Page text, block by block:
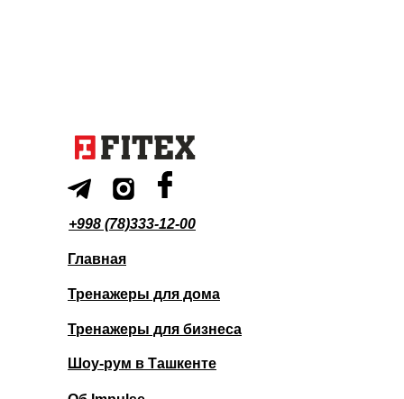
+998 (78)333-12-00
Главная
Тренажеры для дома
Тренажеры для бизнеса
Шоу-рум в Ташкенте